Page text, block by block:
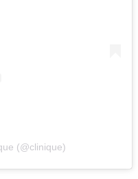
(@clinique)